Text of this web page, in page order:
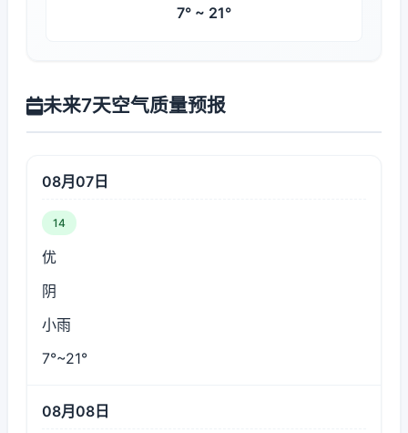
7° ~ 21°
未来7天空气质量预报
08月07日
14
优
阴
小雨
7°~21°
08月08日